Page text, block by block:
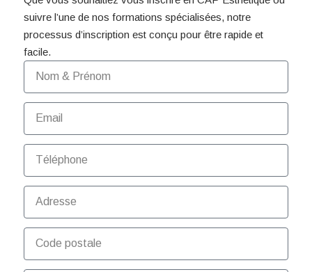
suivre l’une de nos formations spécialisées, notre
processus d’inscription est conçu pour être rapide et
facile.